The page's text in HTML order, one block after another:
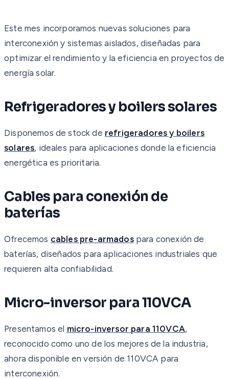
Este mes incorporamos nuevas soluciones para
interconexión y sistemas aislados, diseñadas para
optimizar el rendimiento y la eficiencia en proyectos de
energía solar.
Refrigeradores y boilers solares
Disponemos de stock de refrigeradores y boilers
solares, ideales para aplicaciones donde la eficiencia
energética es prioritaria.
Cables para conexión de
baterías
Ofrecemos cables pre-armadospara conexión de
baterías, diseñados para aplicaciones industriales que
requieren alta confiabilidad.
Micro-inversor para 110VCA
Presentamos el micro-inversor para 110VCA,
reconocido como uno de los mejores de la industria,
ahora disponible en versión de 110VCA para
interconexión.